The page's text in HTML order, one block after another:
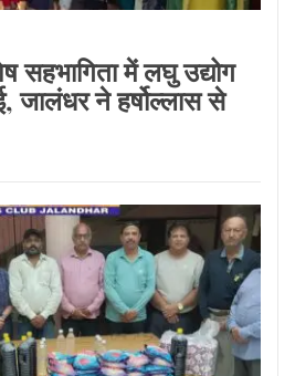
सहभागिता में लघु उद्योग
जालंधर ने हर्षोल्लास से